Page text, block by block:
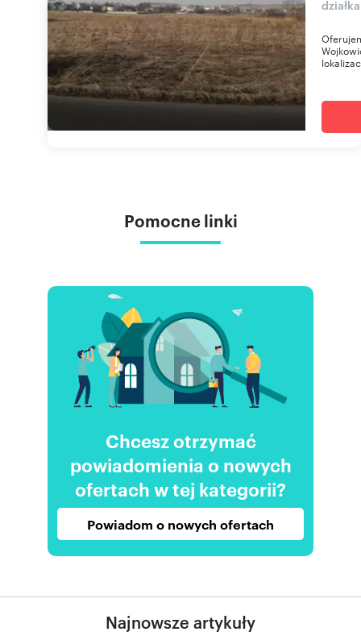
Pomocne linki
Chcesz otrzymać
powiadomienia o nowych
ofertach w tej kategorii?
Powiadom o nowych ofertach
Najnowsze artykuły